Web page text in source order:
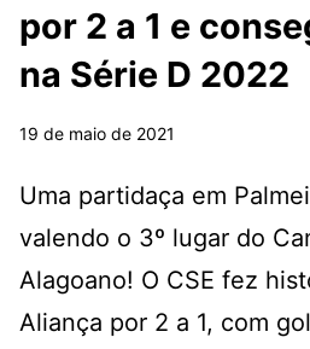
por 2 a 1 e
na Série D 2022
19 de maio de 2021
Uma partidaça em
valendo o 3º lugar do
Alagoano! O CSE fez
Aliança por 2 a 1, com